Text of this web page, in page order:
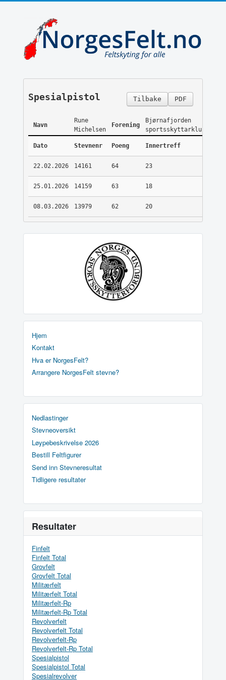
PDF
Tilbake
Spesialpistol
Navn
Rune
Michelsen
Forening
Bjørnafjorden
sportsskyttarklubb
Dato Stevnenr Poeng Innertreff
22.02.2026 14161 64 23
25.01.2026 14159 63 18
08.03.2026 13979 62 20
Hjem
Kontakt
Hva er NorgesFelt?
Arrangere NorgesFelt stevne?
Nedlastinger
Stevneoversikt
Løypebeskrivelse 2026
Bestill Feltfigurer
Send inn Stevneresultat
Tidligere resultater
Resultater
Finfelt
Finfelt Total
Grovfelt
Grovfelt Total
Militærfelt
Militærfelt Total
Militærfelt-Rp
Militærfelt-Rp Total
Revolverfelt
Revolverfelt Total
Revolverfelt-Rp
Revolverfelt-Rp Total
Spesialpistol
Spesialpistol Total
Spesialrevolver